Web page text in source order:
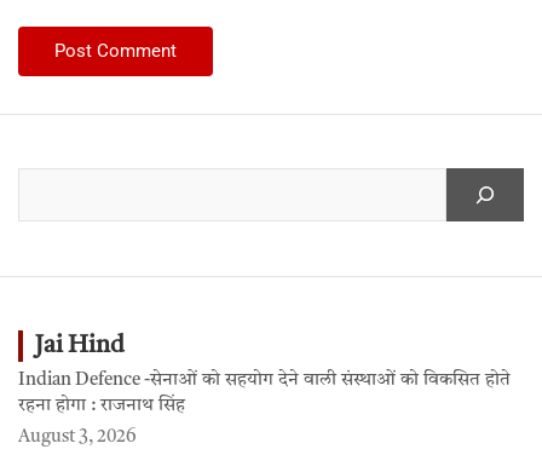
Jai Hind
Indian Defence -सेनाओं को सहयोग देने वाली संस्थाओं को विकसित होते
रहना होगा : राजनाथ सिंह
August 3, 2026